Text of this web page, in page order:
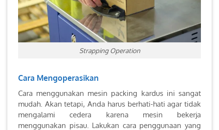
Strapping Operation
Cara Mengoperasikan
Cara menggunakan mesin packing kardus ini sangat
mudah. Akan tetapi, Anda harus berhati-hati agar tidak
mengalami cedera karena mesin bekerja
menggunakan pisau. Lakukan cara penggunaan yang